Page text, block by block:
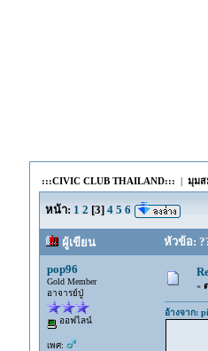
:::CIVIC CLUB THAILAND::: | มุมส
หน้า: 1 2 [3] 4 5 6
ผู้เขียน หัวข้อ:
pop96
Gold Member
อาจารย์ปู่
ออฟไลน์
เพศ:
«
อ้างจาก: